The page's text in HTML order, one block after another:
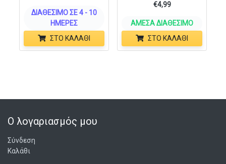
ΔΙΑΘΈΣΙΜΟ ΣΕ 4 - 10
ΗΜΈΡΕΣ
ΣΤΟ ΚΑΛΆΘΙ
€4,99
ΆΜΕΣΑ ΔΙΑΘΈΣΙΜΟ
ΣΤΟ ΚΑΛΆΘΙ
Ο λογαριασμός μου
Σύνδεση
Καλάθι